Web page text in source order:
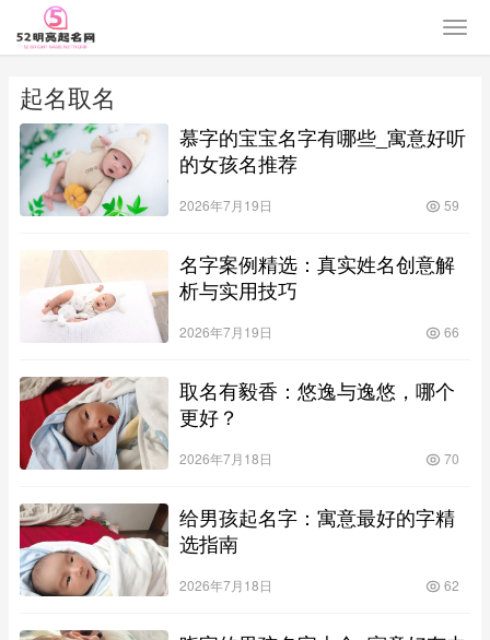
起名取名
慕字的宝宝名字有哪些_寓意好听
的女孩名推荐
2026年7月19日 59
名字案例精选：真实姓名创意解
析与实用技巧
2026年7月19日 66
取名有毅香：悠逸与逸悠，哪个
更好？
2026年7月18日 70
给男孩起名字：寓意最好的字精
选指南
2026年7月18日 62